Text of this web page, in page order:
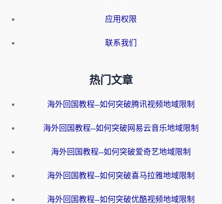
应用权限
联系我们
热门文章
海外回国教程--如何突破腾讯视频地域限制
海外回国教程--如何突破网易云音乐地域限制
海外回国教程--如何突破爱奇艺地域限制
海外回国教程--如何突破喜马拉雅地域限制
海外回国教程--如何突破优酷视频地域限制